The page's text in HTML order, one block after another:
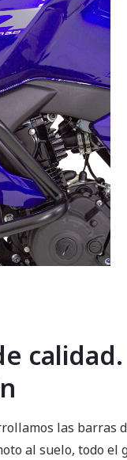
las
al suelo, todo